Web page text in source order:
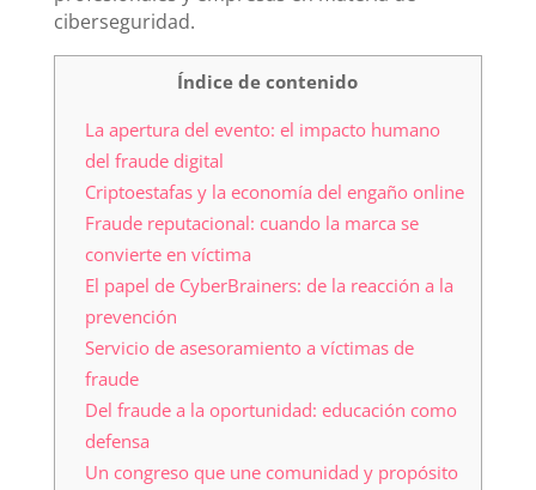
ciberseguridad.
Índice de contenido
La apertura del evento: el impacto humano
del fraude digital
Criptoestafas y la economía del engaño online
Fraude reputacional: cuando la marca se
convierte en víctima
El papel de CyberBrainers: de la reacción a la
prevención
Servicio de asesoramiento a víctimas de
fraude
Del fraude a la oportunidad: educación como
defensa
Un congreso que une comunidad y propósito